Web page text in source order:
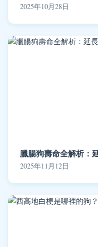
2025年10月28日
臘腸狗壽命全解析：
2025年11月12日